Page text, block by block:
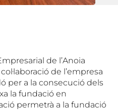
de l’Anoia
de l’empresa
per a la consecució dels
la fundació en
permetrà a la fundació